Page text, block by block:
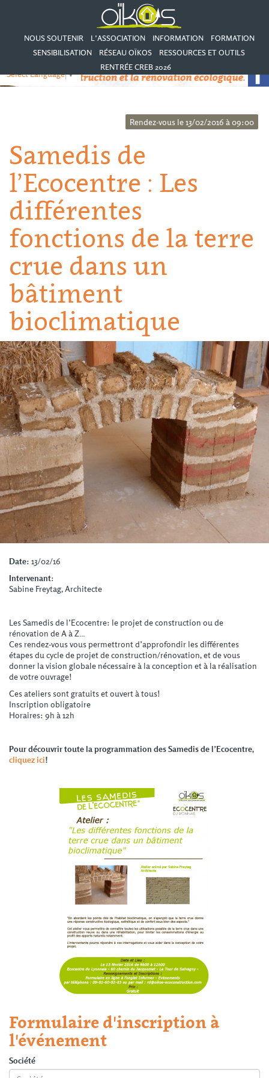
NOUS SOUTENIR L’ASSOCIATION INFORMATION
FORMATION
SENSIBILISATION
RÉSEAU OÏKOS
RESSOURCES ET OUTILS
RENTRÉE CREB 2026
Select Language▼
Rendez-vous le 13/02/2016 à 09:00
Samedis de
l’Ecocentre : Les
différentes
fonctions de la terre
crue dans un
bâtiment
bioclimatique
Date: 13/02/16
Intervenant:
Sabine Freytag, Architecte
Les Samedis de l’Ecocentre: le projet de construction ou de
rénovation de A à Z…
Ces rendez-vous vous permettront d’approfondir les différentes
étapes du cycle de projet de construction/rénovation, et de vous
donner la vision globale nécessaire à la conception et à la réalisation
de votre ouvrage!
Ces ateliers sont gratuits et ouvert à tous!
Inscription obligatoire
Horaires: 9h à 12h
Pour découvrir toute la programmation des Samedis de l’Ecocentre,
cliquez ici!
Formulaire d'inscription à
l'événement
Société